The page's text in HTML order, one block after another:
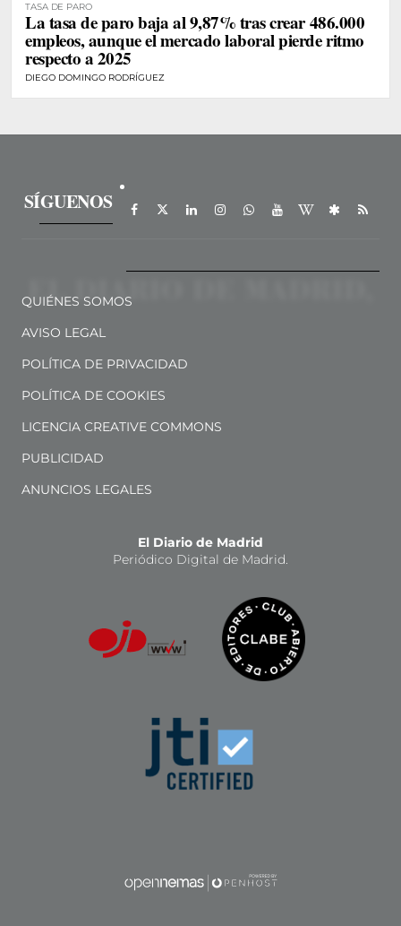
TASA DE PARO
La tasa de paro baja al 9,87% tras crear 486.000
empleos, aunque el mercado laboral pierde ritmo
respecto a 2025
DIEGO DOMINGO RODRÍGUEZ
SÍGUENOS
QUIÉNES SOMOS
AVISO LEGAL
POLÍTICA DE PRIVACIDAD
POLÍTICA DE COOKIES
LICENCIA CREATIVE COMMONS
PUBLICIDAD
ANUNCIOS LEGALES
El Diario de Madrid
Periódico Digital de Madrid.